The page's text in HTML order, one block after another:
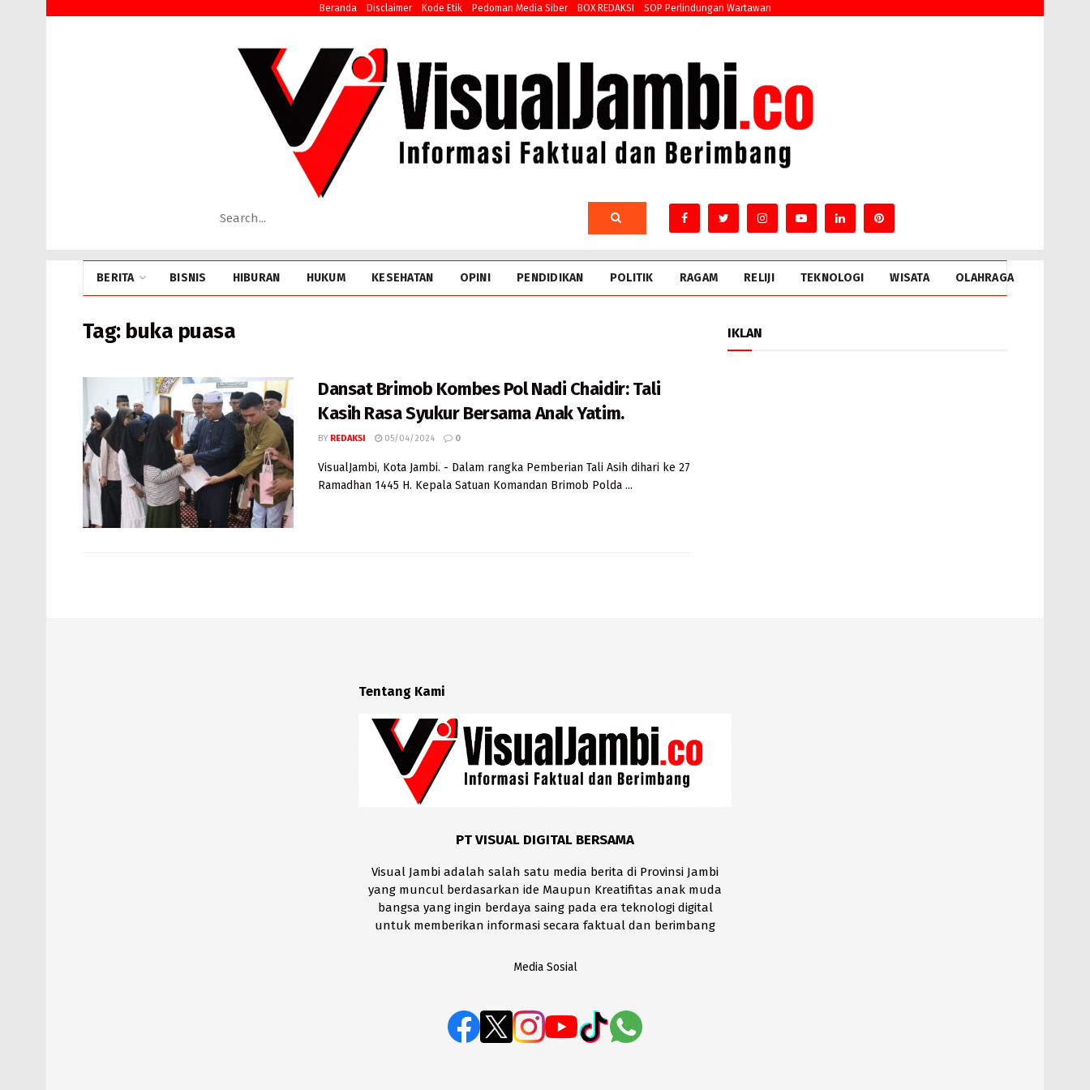
Beranda Disclaimer Kode Etik Pedoman Media Siber BOX REDAKSI SOP Perlindungan Wartawan
BERITA BISNIS HIBURAN HUKUM KESEHATAN OPINI PENDIDIKAN POLITIK RAGAM RELIJI TEKNOLOGI WISATA OLAHRAGA
Tag: buka puasa
Dansat Brimob Kombes Pol Nadi Chaidir: Tali
Kasih Rasa Syukur Bersama Anak Yatim.
BY REDAKSI 05/04/2024 0
VisualJambi, Kota Jambi. - Dalam rangka Pemberian Tali Asih dihari ke 27
Ramadhan 1445 H. Kepala Satuan Komandan Brimob Polda ...
IKLAN
Tentang Kami
PT VISUAL DIGITAL BERSAMA
Visual Jambi adalah salah satu media berita di Provinsi Jambi
yang muncul berdasarkan ide Maupun Kreatifitas anak muda
bangsa yang ingin berdaya saing pada era teknologi digital
untuk memberikan informasi secara faktual dan berimbang
Media Sosial